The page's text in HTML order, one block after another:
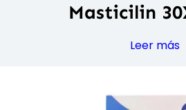
Masticilin
Leer más